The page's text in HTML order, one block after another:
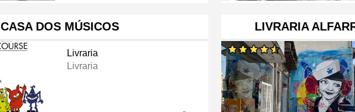
CASA DOS MÚSICOS
Livraria
Livraria
LIVRARIA